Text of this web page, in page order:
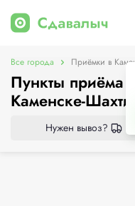
Все города Приёмки в
Пункты приёма
Каменске-
Нужен вывоз?